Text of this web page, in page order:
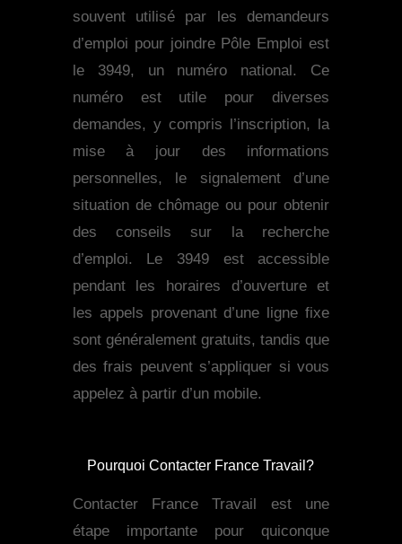
souvent utilisé par les demandeurs
d’emploi pour joindre Pôle Emploi est
le 3949, un numéro national. Ce
numéro est utile pour diverses
demandes, y compris l’inscription, la
mise à jour des informations
personnelles, le signalement d’une
situation de chômage ou pour obtenir
des conseils sur la recherche
d’emploi. Le 3949 est accessible
pendant les horaires d’ouverture et
les appels provenant d’une ligne fixe
sont généralement gratuits, tandis que
des frais peuvent s’appliquer si vous
appelez à partir d’un mobile.
Pourquoi Contacter France Travail?
Contacter France Travail est une
étape importante pour quiconque